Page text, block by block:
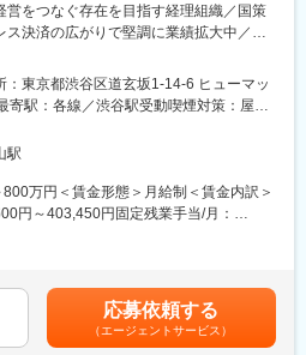
月平均20時間程度で、毎週水曜日はノー
メリハリある働き方が可能です。
／産休育休取得率100%／育児休業復職
グループ各社との相乗効果により、お
務を行うことが多いため、経営的視点を
会社の最前線で知見を活かすことが可能
をつなぐ存在を目指す経理組織／国策
ス決済の広がりで堅調に業績拡大中／充
おり、裁量大きく挑戦することを歓迎
主体的に関われる環境です！
が近く、積極的にコミュニケーション
できます！
報告や、グループ全体の経理体制強化な
る役割も一層高度化しています。今回
緒に支え、将来は中核メンバーとして成
：東京都渋谷区道玄坂1-14-6 ヒューマッ
寄駅：各線／渋谷駅受動喫煙対策：屋内
社及び全ての支社、関連会社への出向
務
駅
万円＜賃金形態＞月給制＜賃金内訳＞
円～403,450円固定残業手当/月：
え、決定します。■昇給：年1回（10月）
月）※賞与想定：5ヶ月※管理監督者（管理
業手当・時間外手当支給無し賃金はあ
応募依頼する
（エージェントサービス）